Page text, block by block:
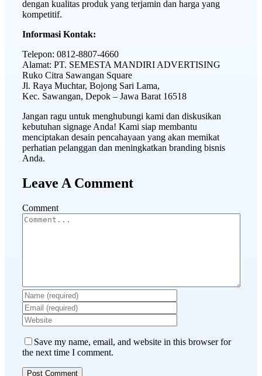
dengan kualitas produk yang terjamin dan harga yang
kompetitif.
Informasi Kontak:
Telepon: 0812-8807-4660
Alamat: PT. SEMESTA MANDIRI ADVERTISING
Ruko Citra Sawangan Square
Jl. Raya Muchtar, Bojong Sari Lama,
Kec. Sawangan, Depok – Jawa Barat 16518
Jangan ragu untuk menghubungi kami dan diskusikan
kebutuhan signage Anda! Kami siap membantu
menciptakan desain pencahayaan yang akan memikat
perhatian pelanggan dan meningkatkan branding bisnis
Anda.
Leave A Comment
Comment
Save my name, email, and website in this browser for
the next time I comment.